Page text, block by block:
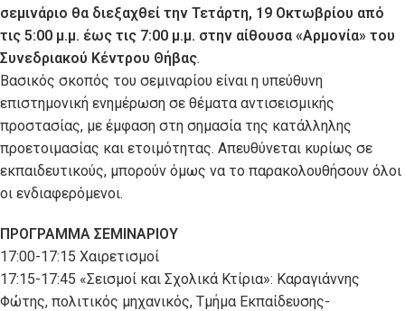
σεμινάριο θα διεξαχθεί την Τετάρτη, 19 Οκτωβρίου από
τις 5:00 μ.μ. έως τις 7:00 μ.μ. στην αίθουσα «Αρμονία» του
Συνεδριακού Κέντρου Θήβας.
Βασικός σκοπός του σεμιναρίου είναι η υπεύθυνη
επιστημονική ενημέρωση σε θέματα αντισεισμικής
προστασίας, με έμφαση στη σημασία της κατάλληλης
προετοιμασίας και ετοιμότητας. Απευθύνεται κυρίως σε
εκπαιδευτικούς, μπορούν όμως να το παρακολουθήσουν όλοι
οι ενδιαφερόμενοι.
ΠΡΟΓΡΑΜΜΑ ΣΕΜΙΝΑΡΙΟΥ
17:00-17:15 Χαιρετισμοί
17:15-17:45 «Σεισμοί και Σχολικά Κτίρια»: Καραγιάννης
Φώτης, πολιτικός μηχανικός, Τμήμα Εκπαίδευσης-